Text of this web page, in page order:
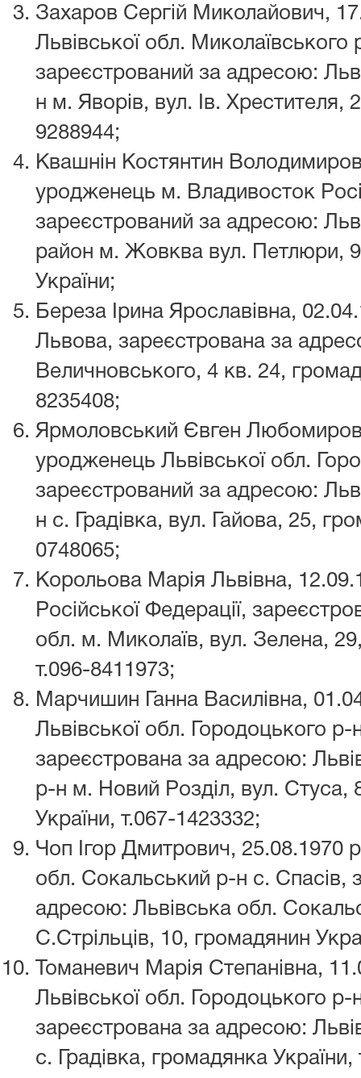
Захаров Сергій Миколайович,
Львівської обл. Миколаївського
зареєстрований за адресою:
н м. Яворів, вул. Ів. Хрестителя,
9288944;
Квашнін Костянтин
уродженець м. Владивосток
зареєстрований за адресою:
район м. Жовква вул. Петлюри,
України;
Береза Ірина Ярославівна,
Львова, зареєстрована за
Величновського, 4 кв. 24,
8235408;
Ярмоловський Євген
уродженець Львівської обл.
зареєстрований за адресою:
н с. Градівка, вул. Гайова, 25,
0748065;
Корольова Марія Львівна,
Російської Федерації,
обл. м. Миколаїв, вул. Зелена,
т.096-8411973;
Марчишин Ганна Василівна,
Львівської обл. Городоцького
зареєстрована за адресою:
р-н м. Новий Розділ, вул. Стуса,
України, т.067-1423332;
Чоп Ігор Дмитрович, 25.08.1970
обл. Сокальський р-н с. Спасів,
адресою: Львівська обл.
С.Стрільців, 10, громадянин
Томаневич Марія Степанівна,
Львівської обл. Городоцького р-
зареєстрована за адресою:
с. Градівка, громадянка України,